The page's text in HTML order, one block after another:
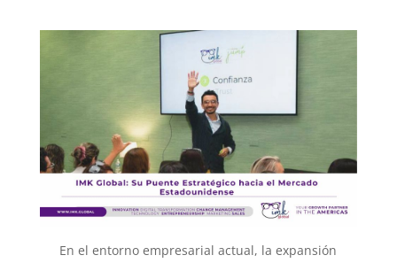
En el entorno empresarial actual, la expansión